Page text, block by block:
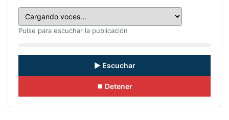
Pulse para escuchar la publicación
▶ Escuchar
⏹ Detener